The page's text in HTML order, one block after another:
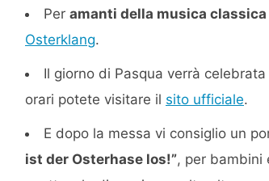
Per amanti della musica classica
Osterklang.
Il giorno di Pasqua verrà celebrata
orari potete visitare il sito ufficiale.
E dopo la messa vi consiglio un
ist der Osterhase los!”, per bambini